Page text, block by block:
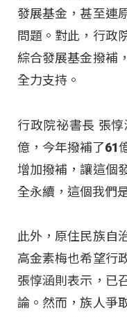
發展基金，甚至連
問題 。對此，行政
綜合發展基金撥補
全力支持 。
行政院祕書長 張
億，今年撥補了61
增加撥補，讓這個
全永續，這個我們
此外，原住民族自
高金素梅也希望行
張惇涵則表示，已
論 。然而，族人爭